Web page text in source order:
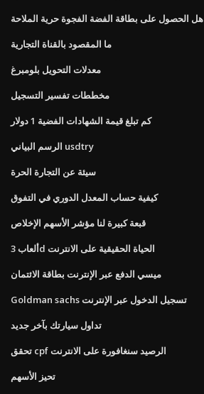
هل الحصول على بطاقة الفضة الفجوة حرية الملاحة
ما المقصود بالقناة التجارية
معدلات التحويل بلومبرغ
مخططات تفسير التسجيل
كم تبلغ قيمة الشهادات الفضية 1 دولار
الرسم البياني usdtry
سيئة عن التجارة الحرة
كيفية حساب المعدل الدوري في التفوق
قبعة كبيرة لنا مؤشر الأسهم الإخلاص
ألعاب 3d الحياة الحقيقية على الانترنت
ميسي الدفع عبر الإنترنت بطاقة الائتمان
Goldman sachs تسجيل الدخول عبر الإنترنت
تداول سيارتك بآخر جديد
تحقق cpf الرصيد سنغافورة على الانترنت
تحيز الأسهم